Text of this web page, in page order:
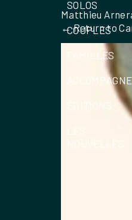
SOLOS
COUPLES
FAMILLES
ÉDITIONS
LES
NOUVELLES
Matthieu
←Return to